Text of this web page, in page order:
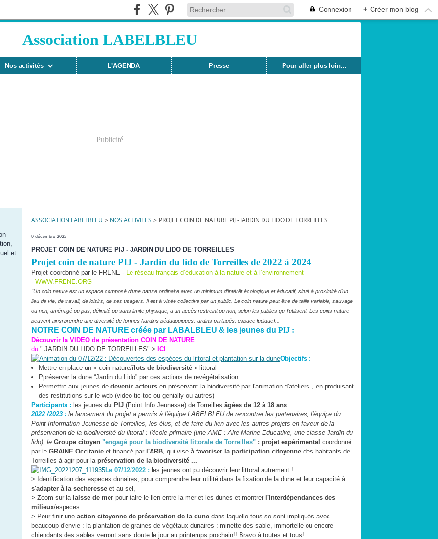
Connexion + Créer mon blog
Association LABELBLEU
Nos activités L'AGENDA Presse Pour aller plus loin...
Publicité
et
ASSOCIATION LABELBLEU > NOS ACTIVITES > PROJET COIN DE NATURE PIJ - JARDIN DU LIDO DE TORREILLES
9 décembre 2022
PROJET COIN DE NATURE PIJ - JARDIN DU LIDO DE TORREILLES
Projet coin de nature PIJ - Jardin du lido de Torreilles de 2022 à 2024
Projet coordonné par le FRENE - Le réseau français d’éducation à la nature et à l’environnement
- WWW.FRENE.ORG
"Un coin nature est un espace composé d’une nature ordinaire avec un minimum d’intérêt écologique et éducatif, situé à proximité d’un
lieu de vie, de travail, de loisirs, de ses usagers. Il est à visée collective par un public. Le coin nature peut être de taille variable, sauvage
ou non, aménagé ou pas, délimité ou sans limite physique, a un accès restreint ou non, selon les publics qui l’utilisent. Les coins nature
peuvent ainsi prendre une diversité de formes (jardins pédagogiques, jardins partagés, espace ludique)...
NOTRE COIN DE NATURE créée par LABALBLEU & les jeunes du PIJ :
Découvrir la VIDEO de présentation COIN DE NATURE
du " JARDIN DU LIDO DE TORREILLES" > ICI
Objectifs :
Mettre en place un « coin nature/îlots de biodiversité » littoral
Ppréserver la dune “Jardin du Lido” par des actions de revégétalisation
Permettre aux jeunes dedevenir acteursen préservant la biodiversité par l'animation d'ateliers , en produisant
des restitutions sur le web (video tic-toc ou genially ou autres)
Participants : les jeunes du PIJ (Point Info Jeunesse) de Torreilles âgées de 12 à 18 ans
2022 /2023 : le lancement du projet a permis à l'équipe LABELBLEU de rencontrer les partenaires, l'équipe du
Point Information Jeunesse de Torreilles, les élus, et de faire du lien avec les autres projets en faveur de la
préservation de la biodiversité du littoral : l'école primaire (une AME : Aire Marine Educative, une classe Jardin du
lido), le Groupe citoyen "engagé pour la biodiversité littorale de Torreilles" : projet expérimental coordonné
par le GRAINE Occitanie et financé par l'ARB, qui vise à favoriser la participation citoyenne des habitants de
Torreilles à agir pour lapréservation de la biodiversité ...
Le 07/12/2022 : les jeunes ont pu découvrir leur littoral autrement !
> Identification des especes dunaires, pour comprendre leur utilité dans la fixation de la dune et leur capacité à
s'adapter à la secheresse et au sel,
> Zoom sur la laisse de mer pour faire le lien entre la mer et les dunes et montrer l'interdépendances des
milieux/especes.
> Pour finir une action citoyenne de préservation de la dune dans laquelle tous se sont impliqués avec
beaucoup d'envie : la plantation de graines de végétaux dunaires : minette des sable, immortelle ou encore
chiendants des sables verront sans doute le jour au printemps prochain!! Bravo à toutes et tous!